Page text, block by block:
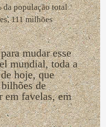
da população total
111 milhões
mudar esse
mundial, toda a
hoje, que
de
em favelas, em